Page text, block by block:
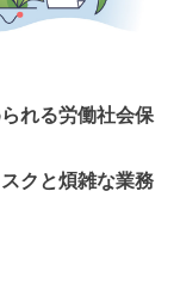
れる労働社会保
クと煩雑な業務